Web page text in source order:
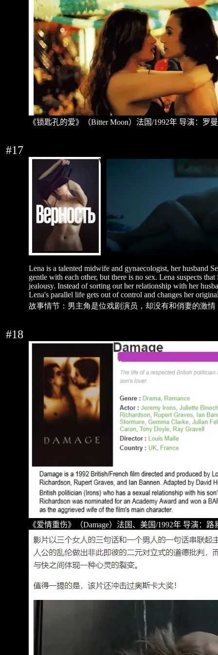
《锁匙孔的爱》（Bitter Moon）法国/1992年 导演：罗曼
#17
Lena is a talented midwife and gynaecologist, her husband
gentle with each other, but there is no sex. Lena suspects
jealousy. Instead of sorting out her relationship with her
Lena's parallel life gets out of control and changes her
故事情节：男主角是位戏剧演员，却没有和俏妻的激
#18
《爱情重伤》（Damage）法国、美国/1992年 导演：路